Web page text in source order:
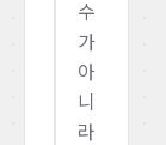
수
가
아
니
라